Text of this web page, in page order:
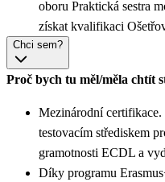
oboru Praktická sestra
získat kvalifikaci
Chci sem?
Proč bych tu měl/měla chtít
Mezinárodní
testovacím střediskem
gramotnosti ECDL a
Díky programu